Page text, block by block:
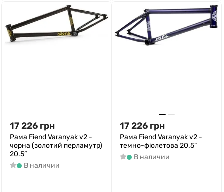
17 226 грн
Рама Fiend Varanyak v2 -
чорна (золотий перламутр)
20.5”
В наличии
17 226 грн
Рама Fiend Varanyak v2 -
темно-фіолетова 20.5”
В наличии